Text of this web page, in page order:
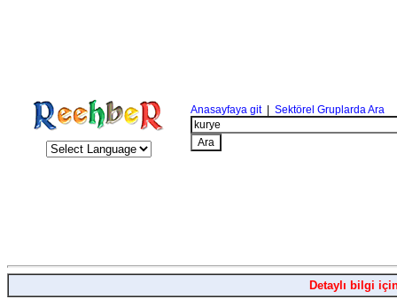
Anasayfaya git| Sektörel Gruplarda Ara
Detaylı bilgi